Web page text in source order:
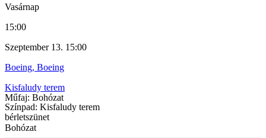
Vasárnap
15:00
Szeptember 13. 15:00
Boeing, Boeing
Kisfaludy terem
Műfaj: Bohózat
Színpad: Kisfaludy terem
bérletszünet
Bohózat